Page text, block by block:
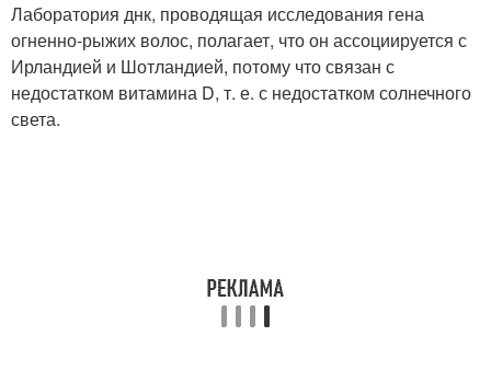
Лаборатория днк, проводящая исследования гена
огненно-рыжих волос, полагает, что он ассоциируется с
Ирландией и Шотландией, потому что связан с
недостатком витамина D, т. е. с недостатком солнечного
света.